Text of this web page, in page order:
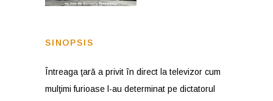
SINOPSIS
Întreaga ţară a privit în direct la televizor cum
mulţimi furioase l-au determinat pe dictatorul